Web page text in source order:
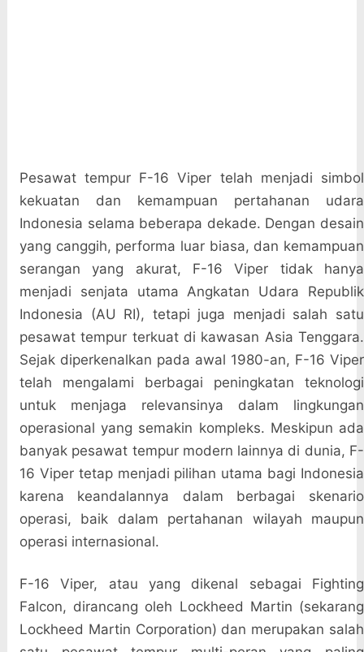
Pesawat tempur F-16 Viper telah menjadi simbol
kekuatan dan kemampuan pertahanan udara
Indonesia selama beberapa dekade. Dengan desain
yang canggih, performa luar biasa, dan kemampuan
serangan yang akurat, F-16 Viper tidak hanya
menjadi senjata utama Angkatan Udara Republik
Indonesia (AU RI), tetapi juga menjadi salah satu
pesawat tempur terkuat di kawasan Asia Tenggara.
Sejak diperkenalkan pada awal 1980-an, F-16 Viper
telah mengalami berbagai peningkatan teknologi
untuk menjaga relevansinya dalam lingkungan
operasional yang semakin kompleks. Meskipun ada
banyak pesawat tempur modern lainnya di dunia, F-
16 Viper tetap menjadi pilihan utama bagi Indonesia
karena keandalannya dalam berbagai skenario
operasi, baik dalam pertahanan wilayah maupun
operasi internasional.
F-16 Viper, atau yang dikenal sebagai Fighting
Falcon, dirancang oleh Lockheed Martin (sekarang
Lockheed Martin Corporation) dan merupakan salah